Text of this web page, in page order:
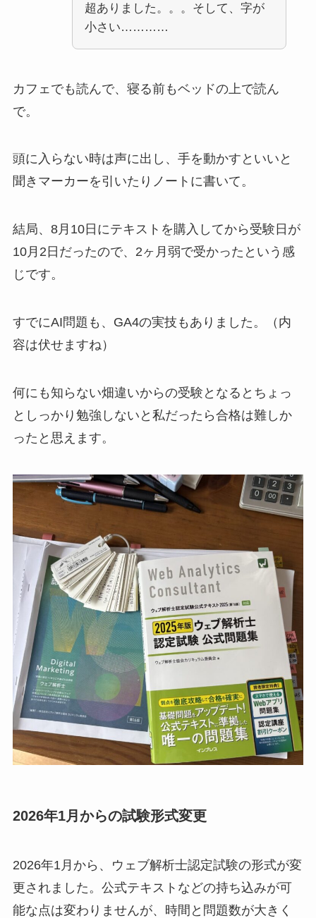
超ありました。。。そして、字が
小さい…………
カフェでも読んで、寝る前もベッドの上で読ん
で。
頭に入らない時は声に出し、手を動かすといいと
聞きマーカーを引いたりノートに書いて。
結局、8月10日にテキストを購入してから受験日が
10月2日だったので、2ヶ月弱で受かったという感
じです。
すでにAI問題も、GA4の実技もありました。（内
容は伏せますね）
何にも知らない畑違いからの受験となるとちょっ
としっかり勉強しないと私だったら合格は難しか
ったと思えます。
2026年1月からの試験形式変更
2026年1月から、ウェブ解析士認定試験の形式が変
更されました。公式テキストなどの持ち込みが可
能な点は変わりませんが、時間と問題数が大きく